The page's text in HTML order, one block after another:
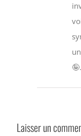
Laisser un